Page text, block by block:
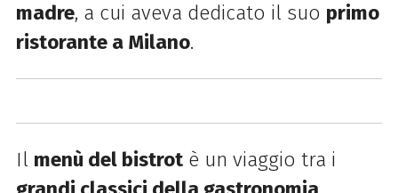
madre, a cui aveva dedicato il suo primo
ristorante a Milano.
Il menù del bistrotè un viaggio tra i